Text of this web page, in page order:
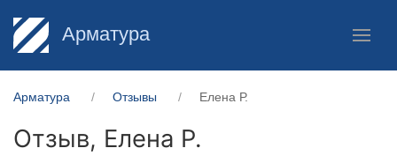
Арматура
Арматура Отзывы Елена Р.
Отзыв, Елена Р.